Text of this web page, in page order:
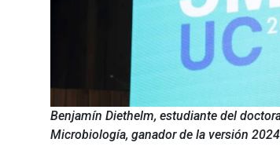
Benjamín Diethelm, estudiante del
Microbiología, ganador de la versión